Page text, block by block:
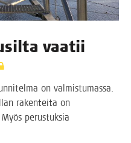
vaa­tii
on val­mis­tu­mas­sa.
raken­tei­ta on
perus­tuk­sia